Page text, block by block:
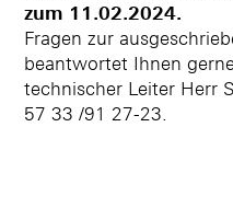
zum 11.02.2024.
Fragen zur
beantwortet Ihnen
technischer Leiter Herr
57 33 /91 27-23.